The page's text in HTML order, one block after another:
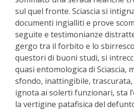
sul quel fronte. Sciascia si
documenti ingialliti e prove
seguite e testimonianze
gergo tra il forbito e lo
questori di buoni studi, si
quasi entomologica di Sciascia,
sfondo, inattingibile,
ignota ai solerti funzionari, sta
la vertigine patafisica del